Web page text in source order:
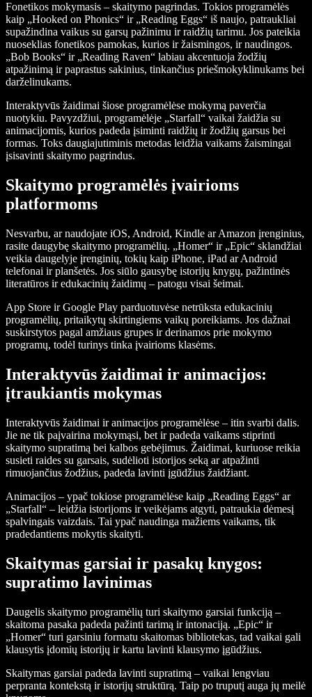
Fonetikos mokymasis – skaitymo pagrindas. Tokios programėlės
kaip „Hooked on Phonics“ ir „Reading Eggs“ iš naujo, patraukliai
supažindina vaikus su garsų pažinimu ir raidžių tarimu. Jos pateikia
nuoseklias fonetikos pamokas, kurios ir žaismingos, ir naudingos.
„Bob Books“ ir „Reading Raven“ labiau akcentuoja žodžių
atpažinimą ir paprastus sakinius, tinkančius priešmokyklinukams bei
darželinukams.
Interaktyvūs žaidimai šiose programėlėse mokymą paverčia
nuotykiu. Pavyzdžiui, programėlėje „Starfall“ vaikai žaidžia su
animacijomis, kurios padeda įsiminti raidžių ir žodžių garsus bei
formas. Toks daugiajutiminis metodas leidžia vaikams žaismingai
įsisavinti skaitymo pagrindus.
Skaitymo programėlės įvairioms
platformoms
Nesvarbu, ar naudojate iOS, Android, Kindle ar Amazon įrenginius,
rasite daugybę skaitymo programėlių. „Homer“ ir „Epic“ sklandžiai
veikia daugelyje įrenginių, tokių kaip iPhone, iPad ar Android
telefonai ir planšetės. Jos siūlo gausybę istorijų knygų, pažintinės
literatūros ir edukacinių žaidimų – patogu visai šeimai.
App Store ir Google Play parduotuvėse netrūksta edukacinių
programėlių, pritaikytų skirtingiems vaikų poreikiams. Jos dažnai
suskirstytos pagal amžiaus grupes ir derinamos prie mokymo
programų, todėl turinys tinka įvairioms klasėms.
Interaktyvūs žaidimai ir animacijos:
įtraukiantis mokymas
Interaktyvūs žaidimai ir animacijos programėlėse – itin svarbi dalis.
Jie ne tik paįvairina mokymąsi, bet ir padeda vaikams stiprinti
skaitymo supratimą bei kalbos gebėjimus. Žaidimai, kuriuose reikia
susieti raides su garsais, sudėlioti istorijos seką ar atpažinti
rimuojančius žodžius, padeda lavinti įgūdžius žaidžiant.
Animacijos – ypač tokiose programėlėse kaip „Reading Eggs“ ar
„Starfall“ – leidžia istorijoms ir veikėjams atgyti, patraukia dėmesį
spalvingais vaizdais. Tai ypač naudinga mažiems vaikams, tik
pradedantiems mokytis skaityti.
Skaitymas garsiai ir pasakų knygos:
supratimo lavinimas
Daugelis skaitymo programėlių turi skaitymo garsiai funkciją –
skaitoma pasaka padeda pažinti tarimą ir intonaciją. „Epic“ ir
„Homer“ turi garsiniu formatu skaitomas bibliotekas, tad vaikai gali
klausytis įdomių istorijų ir kartu lavinti klausymo įgūdžius.
Skaitymas garsiai padeda lavinti supratimą – vaikai lengviau
perpranta kontekstą ir istorijų struktūrą. Taip po truputį auga jų meilė